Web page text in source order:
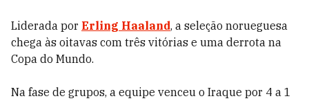
Liderada por Erling Haaland, a seleção norueguesa
chega às oitavas com três vitórias e uma derrota na
Copa do Mundo.
Na fase de grupos, a equipe venceu o Iraque por 4 a 1